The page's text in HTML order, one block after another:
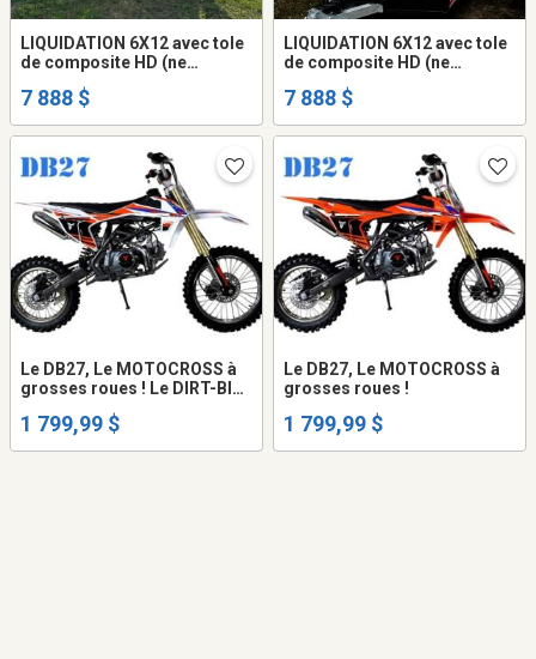
LIQUIDATION 6X12 avec tole
de composite HD (ne
fermée trailer cargo fermer
+977$)
7 888 $
LIQUIDATION 6X12 avec tole
de composite HD (ne
fermée trailer cargo fermer
+995$)
7 888 $
Le DB27, Le MOTOCROSS à
grosses roues ! Le DIRT-BIKE
1 799,99 $
Le DB27, Le MOTOCROSS à
grosses roues !
1 799,99 $